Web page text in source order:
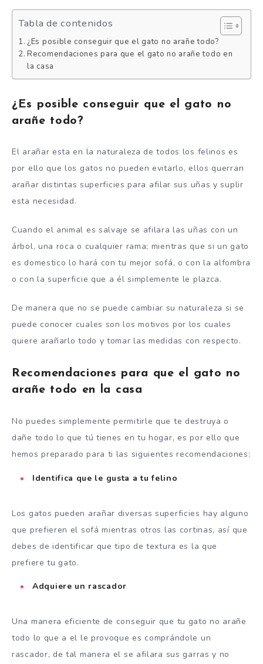
Tabla de contenidos
¿Es posible conseguir que el gato no arañe todo?
Recomendaciones para que el gato no arañe todo en
la casa
¿Es posible conseguir que el gato no
arañe todo?
El arañar esta en la naturaleza de todos los felinos es
por ello que los gatos no pueden evitarlo, ellos querran
arañar distintas superficies para afilar sus uñas y suplir
esta necesidad.
Cuando el animal es salvaje se afilara las uñas con un
árbol, una roca o cualquier rama; mientras que si un gato
es domestico lo hará con tu mejor sofá, o con la alfombra
o con la superficie que a él simplemente le plazca.
De manera que no se puede cambiar su naturaleza si se
puede conocer cuales son los motivos por los cuales
quiere arañarlo todo y tomar las medidas con respecto.
Recomendaciones para que el gato no
arañe todo en la casa
No puedes simplemente permitirle que te destruya o
dañe todo lo que tú tienes en tu hogar, es por ello que
hemos preparado para ti las siguientes recomendaciones:
Identifica que le gusta a tu felino
Los gatos pueden arañar diversas superficies hay alguno
que prefieren el sofá mientras otros las cortinas, así que
debes de identificar que tipo de textura es la que
prefiere tu gato.
Adquiere un rascador
Una manera eficiente de conseguir que tu gato no arañe
todo lo que a el le provoque es comprándole un
rascador, de tal manera el se afilara sus garras y no